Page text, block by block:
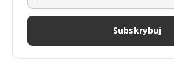
Subskrybuj